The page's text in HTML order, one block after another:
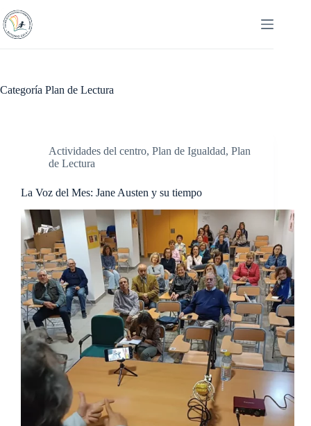
al
contenido
Categoría Plan de Lectura
Actividades del centro, Plan de Igualdad, Plan
de Lectura
La Voz del Mes: Jane Austen y su tiempo